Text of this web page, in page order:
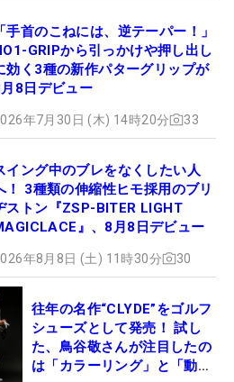
「手首のこねには、逆テーパー！」
GRIPから引っかけや押し出し
効く3種の新作パターグリップが
8日デビュー
年7月30日 (木) 14時20分 33
イング中のブレをなくしたい人
！ 3種類の伸縮性ヒモ採用のブリ
ストン『ZSP-BITER LIGHT
』、8月8日デビュー
年8月8日 (土) 11時30分 30
往年の名作“CLYDE”をゴルフ
シューズとして発売！ 試し
た、鳥谷敬さんが注目したの
は「カラーリング」と「動き